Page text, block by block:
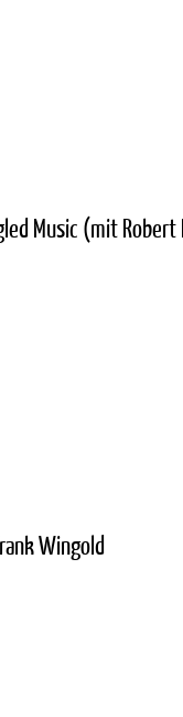
Music (mit
Wingold